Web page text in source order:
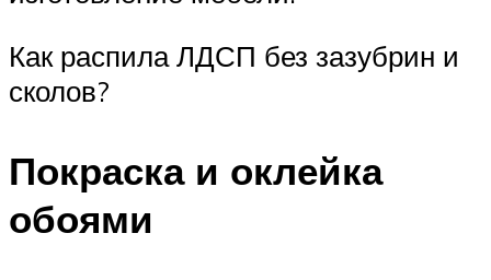
Как распила ЛДСП без зазубрин и
сколов?
Покраска и оклейка
обоями